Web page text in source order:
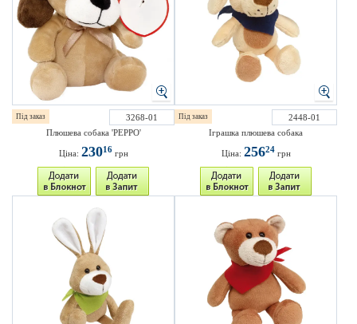
Під заказ
3268-01
Плюшева собака 'PEPPO'
Ціна: 23016грн
Під заказ
2448-01
Іграшка плюшева собака
Ціна: 25624грн